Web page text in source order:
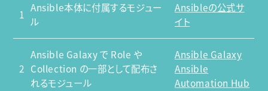
1
Ansible本体に付属するモジュー
ル
Ansibleの公式サ
イト
2
Ansible Galaxy で Role や
Collection の一部として配布さ
れるモジュール
Ansible Galaxy
Ansible
Automation Hub